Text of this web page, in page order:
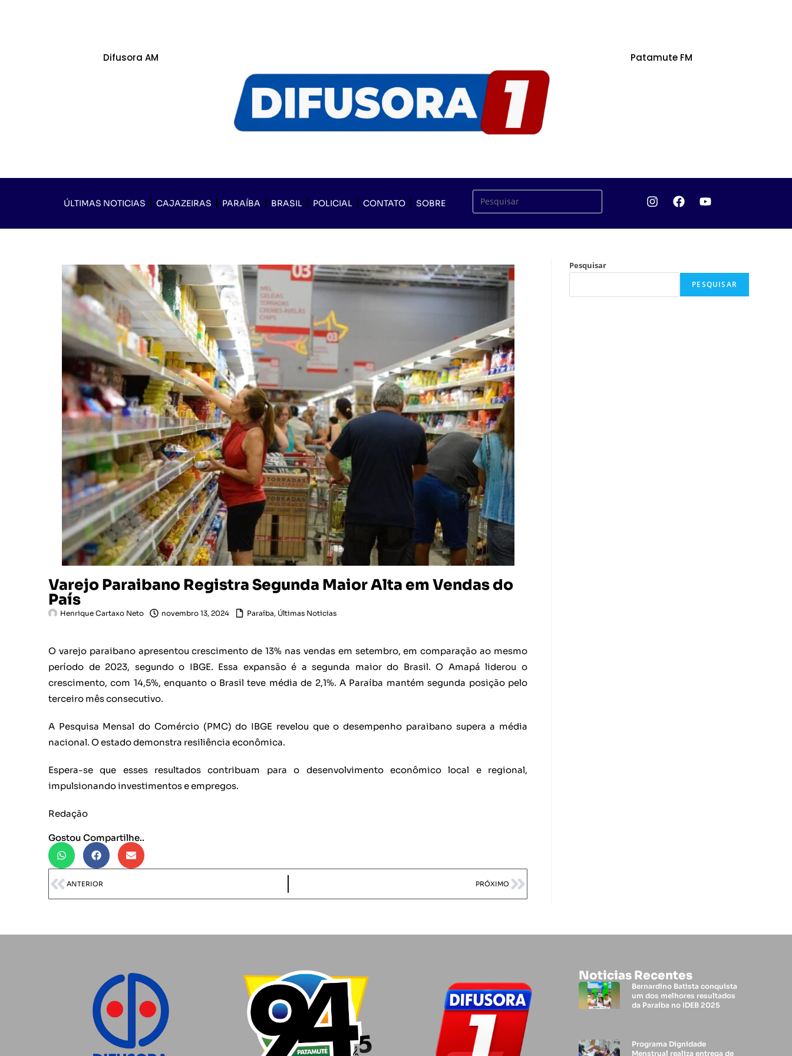
Difusora AM Patamute FM
ÚLTIMAS NOTICIAS CAJAZEIRAS PARAÍBA BRASIL POLICIAL CONTATO SOBRE
Varejo Paraibano Registra Segunda Maior Alta em Vendas do
País
Henrique Cartaxo Neto novembro 13, 2024 Paraíba, Últimas Noticias
O varejo paraibano apresentou crescimento de 13% nas vendas em setembro, em comparação ao mesmo
período de 2023, segundo o IBGE. Essa expansão é a segunda maior do Brasil. O Amapá liderou o
crescimento, com 14,5%, enquanto o Brasil teve média de 2,1%. A Paraíba mantém segunda posição pelo
terceiro mês consecutivo.
A Pesquisa Mensal do Comércio (PMC) do IBGE revelou que o desempenho paraibano supera a média
nacional. O estado demonstra resiliência econômica.
Espera-se que esses resultados contribuam para o desenvolvimento econômico local e regional,
impulsionando investimentos e empregos.
Redação
Gostou Compartilhe..
ANTERIOR PRÓXIMO
Pesquisar
PESQUISAR
Noticias Recentes
Bernardino Batista conquista
um dos melhores resultados
da Paraíba no IDEB 2025
Programa Dignidade
Menstrual realiza entrega de